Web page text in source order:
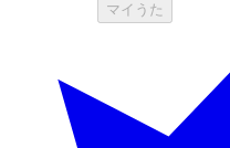
マイうた